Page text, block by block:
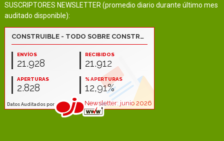
SUSCRIPTORES NEWSLETTER (promedio diario durante último mes
auditado disponible):